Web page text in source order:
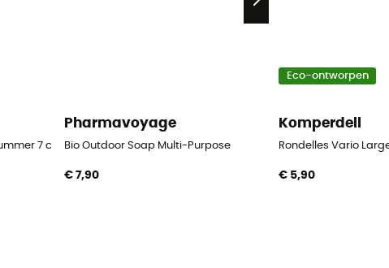
7 cm Blister
Pharmavoyage
Bio Outdoor Soap Multi-Purpose
€ 7,90
Eco-ontworpen
Komperdell
Rondelles Vario
€ 5,90